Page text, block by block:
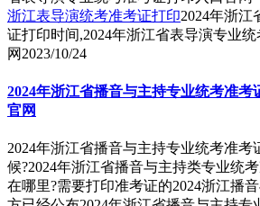
浙江表导演统考准考证打印2024年浙江
证打印时间,2024年浙江省表导演专业
网 2023/10/24
2024年浙江省播音与主持专业统考准考
官网
2024年浙江省播音与主持专业统考准考
候?2024年浙江省播音与主持类专业统
在哪里?需要打印准考证的2024浙江播